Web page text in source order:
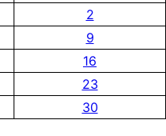
2
9
16
23
30